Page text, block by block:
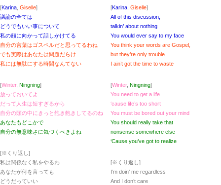
[Karina Giselle]
議論の全ては
どうでもいい事について
私の顔に向かって話しかけてる
自分の言葉はゴスペルだと思ってるわね
でも実際はあなたは問題だらけ
私には無駄にする時間なんてない
[Winter, Ningning]
放っておいてよ
だって人生は短すぎるから
自分の頭の中にきっと飽き飽きしてるのね
あなたもどこかで
自分の無意味さに気づくべきよね
[※くり返し]
私は関係なく私をやるわ
あなたが何を言っても
どうだっていい
[Karina Giselle]
All of this discussion,
talkin’ about nothing
You would ever say to my face
You think your words are Gospel,
but they’re only trouble
I ain’t got the time to waste
[Winter, Ningning]
You need to get a life
‘cause life’s too short
You must be bored out your mind
You should really take that
nonsense somewhere else
‘Cause you’ve got to realize
[※くり返し]
I’m doin’ me regardless
And I don’t care